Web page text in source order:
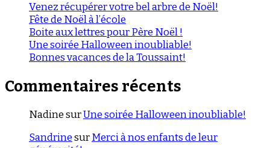
Venez récupérer votre bel arbre de Noël!
Fête de Noël à l’école
Boite aux lettres pour Père Noël !
Une soirée Halloween inoubliable!
Bonnes vacances de la Toussaint!
Commentaires récents
NadinesurUne soirée Halloween inoubliable!
SandrinesurMerci à nos enfants de leur